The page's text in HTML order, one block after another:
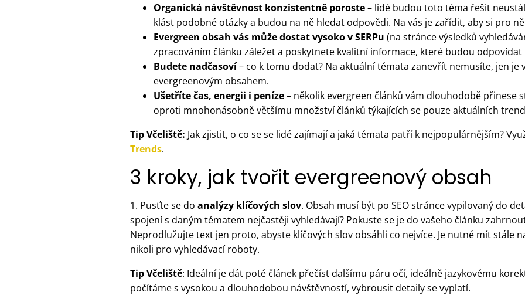
Organická návštěvnost konzistentně poroste– lidé budou toto téma řešit
klást podobné otázky a budou na ně hledat odpovědi. Na vás je zařídit, aby si pro
Evergreen obsah vás může dostat vysoko v SERPu (na stránce výsledků
zpracováním článku záležet a poskytnete kvalitní informace, které budou
Budete nadčasoví– co k tomu dodat? Na aktuální témata zanevřít nemusíte, jen je
evergreenovým obsahem.
Ušetříte čas, energii i peníze– několik evergreen článků vám dlouhodobě přinese
oproti mnohonásobně většímu množství článků týkajících se pouze aktuálních
Tip Včeliště: Jak zjistit, o co se se lidé zajímají a jaká témata patří k nejpopulárnějším?
Trends.
3 kroky, jak tvořit evergreenový obsah
1. Pusťte se do analýzy klíčových slov. Obsah musí být po SEO stránce vypilovaný do
spojení s daným tématem nejčastěji vyhledávají? Pokuste se je do vašeho článku
Neprodlužujte text jen proto, abyste klíčových slov obsáhli co nejvíce. Je nutné mít stále
nikoli pro vyhledávací roboty.
Tip Včeliště: Ideální je dát poté článek přečíst dalšímu páru očí, ideálně jazykovému
počítáme s vysokou a dlouhodobou návštěvností, vybrousit detaily se vyplatí.